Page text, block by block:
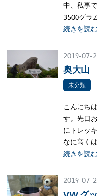
中、私事
3500グラ
続きを読
2019-07-
奥大山
未分類
こんにち
す。先日
にトレッ
なに高く
続きを読
2019-07-